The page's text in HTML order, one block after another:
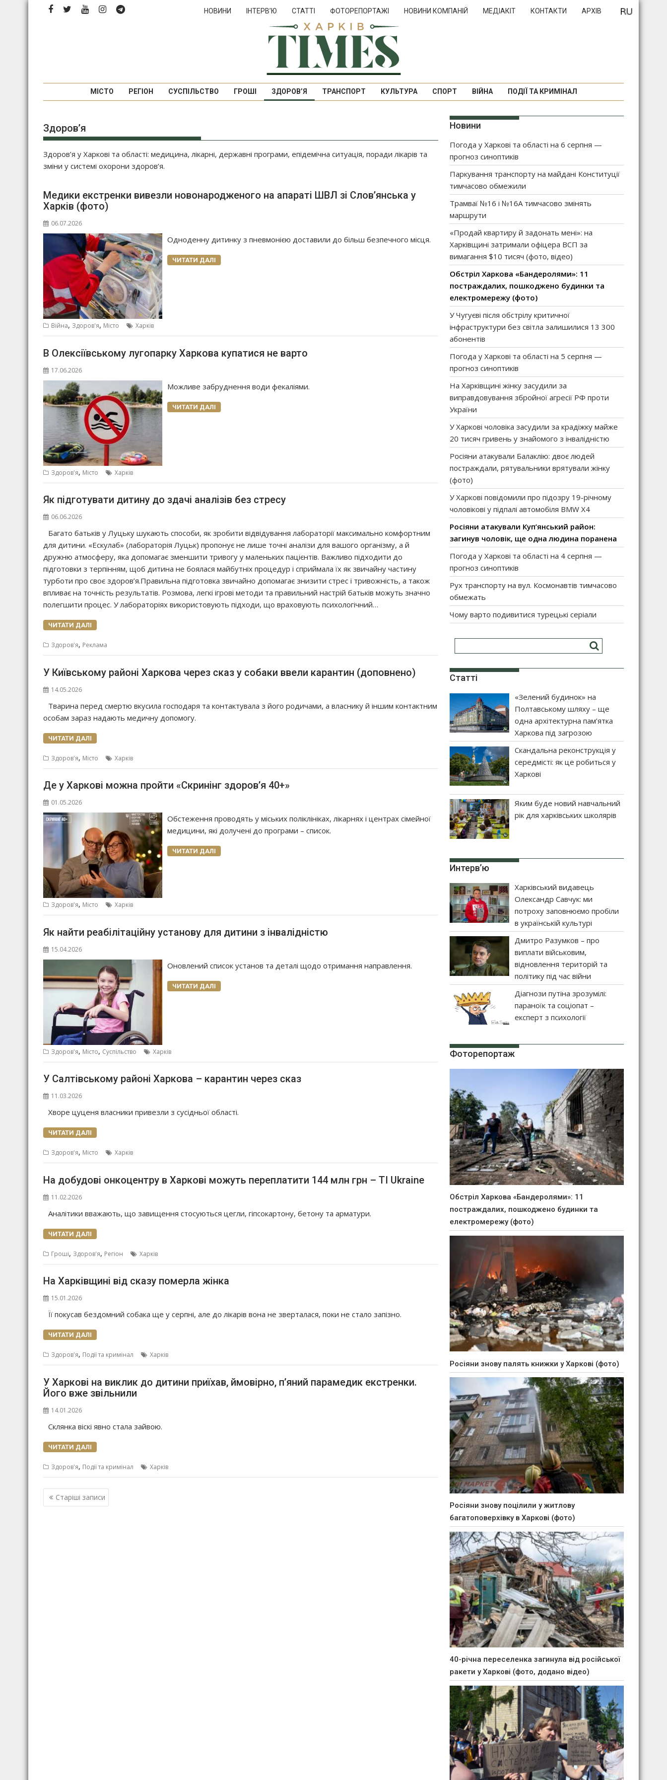
Перейти
НОВИНИ ІНТЕРВ’Ю СТАТТІ ФОТОРЕПОРТАЖІ НОВИНИ КОМПАНІЙ МЕДІАКІТ КОНТАКТИ АРХІВ
МІСТО РЕГІОН СУСПІЛЬСТВО ГРОШІ ЗДОРОВ’Я ТРАНСПОРТ КУЛЬТУРА СПОРТ ВІЙНА ПОДІЇ ТА КРИМІНАЛ
Здоров’я
Здоров’я у Харкові та області: медицина, лікарні, державні програми, епідемічна ситуація, поради лікарів та
зміни у системі охорони здоров’я.
Медики екстренки вивезли новонародженого на апараті ШВЛ зі Слов’янська у
Харків (фото)
06.07.2026
Одноденну дитинку з пневмонією доставили до більш безпечного місця.
ЧИТАТИ ДАЛІ
Війна, Здоров'я, Місто Харків
В Олексіївському лугопарку Харкова купатися не варто
17.06.2026
Можливе забруднення води фекаліями.
ЧИТАТИ ДАЛІ
Здоров'я, Місто Харків
Як підготувати дитину до здачі аналізів без стресу
06.06.2026
Багато батьків у Луцьку шукають способи, як зробити відвідування лабораторії максимально комфортним
для дитини. «Ескулаб» (лабораторія Луцьк) пропонує не лише точні аналізи для вашого організму, а й
дружню атмосферу, яка допомагає зменшити тривогу у маленьких пацієнтів. Важливо підходити до
підготовки з терпінням, щоб дитина не боялася майбутніх процедур і сприймала їх як звичайну частину
турботи про своє здоров’я.Правильна підготовка звичайно допомагає знизити стрес і тривожність, а також
впливає на точність результатів. Розмова, легкі ігрові методи та правильний настрій батьків можуть значно
полегшити процес. У лабораторіях використовують підходи, що враховують психологічний…
ЧИТАТИ ДАЛІ
Здоров'я, Реклама
У Київському районі Харкова через сказ у собаки ввели карантин (доповнено)
14.05.2026
Тварина перед смертю вкусила господаря та контактувала з його родичами, а власнику й іншим контактним
особам зараз надають медичну допомогу.
ЧИТАТИ ДАЛІ
Здоров'я, Місто Харків
Де у Харкові можна пройти «Скринінг здоров’я 40+»
01.05.2026
Обстеження проводять у міських поліклініках, лікарнях і центрах сімейної
медицини, які долучені до програми – список.
ЧИТАТИ ДАЛІ
Здоров'я, Місто Харків
Як найти реабілітаційну установу для дитини з інвалідністю
15.04.2026
Оновлений список установ та деталі щодо отримання направлення.
ЧИТАТИ ДАЛІ
Здоров'я, Місто, Суспільство Харків
У Салтівському районі Харкова – карантин через сказ
11.03.2026
Хворе цуценя власники привезли з сусідньої області.
ЧИТАТИ ДАЛІ
Здоров'я, Місто Харків
На добудові онкоцентру в Харкові можуть переплатити 144 млн грн – TI Ukraine
11.02.2026
Аналітики вважають, що завищення стосуються цегли, гіпсокартону, бетону та арматури.
ЧИТАТИ ДАЛІ
Гроші, Здоров'я, Регіон Харків
На Харківщині від сказу померла жінка
15.01.2026
Її покусав бездомний собака ще у серпні, але до лікарів вона не зверталася, поки не стало запізно.
ЧИТАТИ ДАЛІ
Здоров'я, Події та кримінал Харків
У Харкові на виклик до дитини приїхав, ймовірно, п’яний парамедик екстренки.
Його вже звільнили
14.01.2026
Склянка віскі явно стала зайвою.
ЧИТАТИ ДАЛІ
Здоров'я, Події та кримінал Харків
Навігація
записів
Старіші записи
Новини
Погода у Харкові та області на 6 серпня —
прогноз синоптиків
Паркування транспорту на майдані Конституції
тимчасово обмежили
Трамваї №16 і №16А тимчасово змінять
маршрути
«Продай квартиру й задонать мені»: на
Харківщині затримали офіцера ВСП за
вимагання $10 тисяч (фото, відео)
Обстріл Харкова «Бандеролями»: 11
постраждалих, пошкоджено будинки та
електромережу (фото)
У Чугуєві після обстрілу критичної
інфраструктури без світла залишилися 13 300
абонентів
Погода у Харкові та області на 5 серпня —
прогноз синоптиків
На Харківщині жінку засудили за
виправдовування збройної агресії РФ проти
України
У Харкові чоловіка засудили за крадіжку майже
20 тисяч гривень у знайомого з інвалідністю
Росіяни атакували Балаклію: двоє людей
постраждали, рятувальники врятували жінку
(фото)
У Харкові повідомили про підозру 19-річному
чоловікові у підпалі автомобіля BMW X4
Росіяни атакували Куп’янський район:
загинув чоловік, ще одна людина поранена
Погода у Харкові та області на 4 серпня —
прогноз синоптиків
Рух транспорту на вул. Космонавтів тимчасово
обмежать
Чому варто подивитися турецькі серіали
Статті
«Зелений будинок» на
Полтавському шляху – ще
одна архітектурна пам’ятка
Харкова під загрозою
Скандальна реконструкція у
середмісті: як це робиться у
Харкові
Яким буде новий навчальний
рік для харківських школярів
Интерв’ю
Харківський видавець
Олександр Савчук: ми
потроху заповнюємо пробіли
в українській культурі
Дмитро Разумков – про
виплати військовим,
відновлення територій та
політику під час війни
Діагнози путіна зрозумілі:
параноїк та соціопат –
експерт з психології
Фоторепортаж
Обстріл Харкова «Бандеролями»: 11
постраждалих, пошкоджено будинки та
електромережу (фото)
Росіяни знову палять книжки у Харкові (фото)
Росіяни знову поцілили у житлову
багатоповерхівку в Харкові (фото)
40-річна переселенка загинула від російської
ракети у Харкові (фото, додано відео)